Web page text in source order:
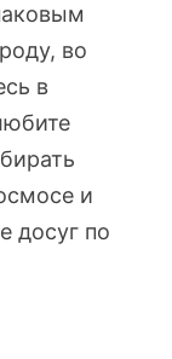
во
в
и
досуг по